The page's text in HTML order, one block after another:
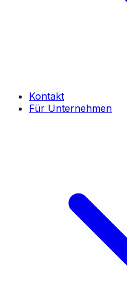
Kontakt
Für Unternehmen